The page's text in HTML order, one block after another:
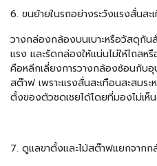
6. ขนย้ายในรถอย่างระวังแรงสั่นสะ
วางกล่องกล้องบนเบาะหรือวัสดุกัน
แรง และรัดกล่องให้แน่นไม่ให้ไถลห
คือหลีกเลี่ยงการวางกล้องซ้อนกับ
สต๊าฟ เพราะแรงสั่นสะเทือนสะสมร
ตั้งของตัวชดเชยได้โดยที่มองไม่เห็
7. ดูแลขาตั้งและไม้สต๊าฟแยกจากก